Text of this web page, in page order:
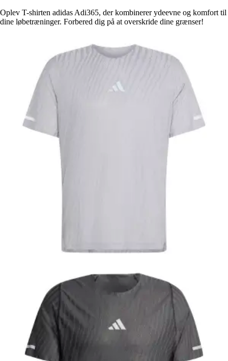
Oplev T-shirten adidas Adi365, der kombinerer ydeevne og komfort til
dine løbetræninger. Forbered dig på at overskride dine grænser!